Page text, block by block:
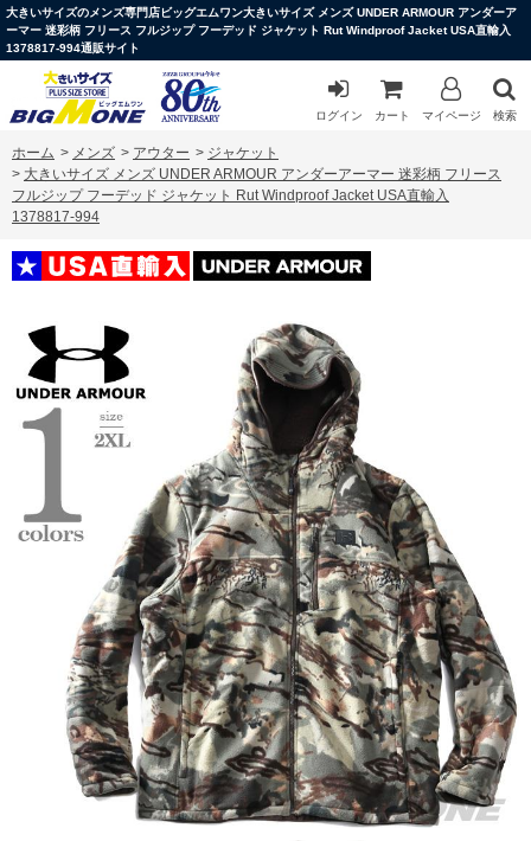
大きいサイズのメンズ専門店ビッグエムワン大きいサイズ メンズ UNDER ARMOUR アンダーア
ーマー 迷彩柄 フリース フルジップ フーデッド ジャケット Rut Windproof Jacket USA直輸入
1378817-994通販サイト
ログイン カート マイページ 検索
ホーム > メンズ > アウター > ジャケット
> 大きいサイズ メンズ UNDER ARMOUR アンダーアーマー 迷彩柄 フリース
フルジップ フーデッド ジャケット Rut Windproof Jacket USA直輸入
1378817-994